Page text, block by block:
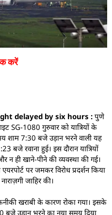
करें
delayed by six hours :पुणे
SG-1080 गुरुवार को यात्रियों के
शाम 7:30 बजे उड़ान भरने वाली यह
बजे रवाना हुई। इस दौरान यात्रियों
न ही खाने-पीने की व्यवस्था की गई।
पर जमकर विरोध प्रदर्शन किया
जाहिर की।
खराबी के कारण रोका गया। इसके
बजे उड़ान भरने का नया समय दिया